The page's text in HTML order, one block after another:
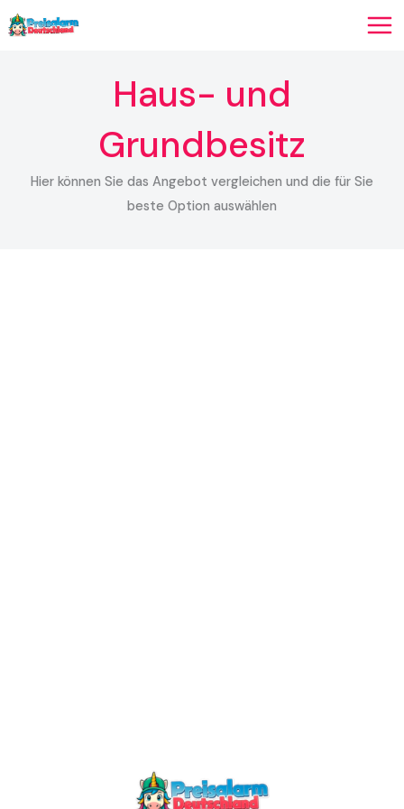
Zum
Inhalt
Haus- und
Grundbesitz
Hier können Sie das Angebot vergleichen und die für Sie
beste Option auswählen